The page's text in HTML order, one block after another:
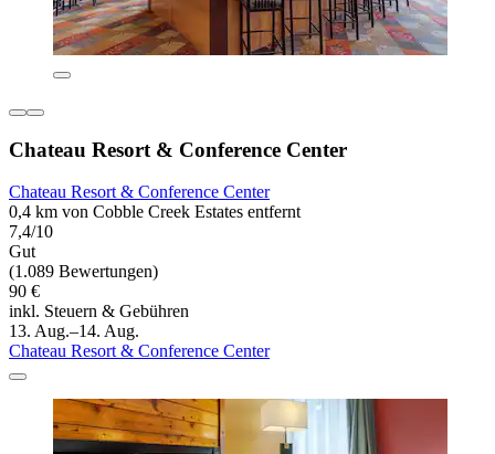
Chateau Resort & Conference Center
Chateau Resort & Conference Center
0,4 km von Cobble Creek Estates entfernt
7,4/10
Gut
(1.089 Bewertungen)
90 €
inkl. Steuern & Gebühren
13. Aug.–14. Aug.
Chateau Resort & Conference Center